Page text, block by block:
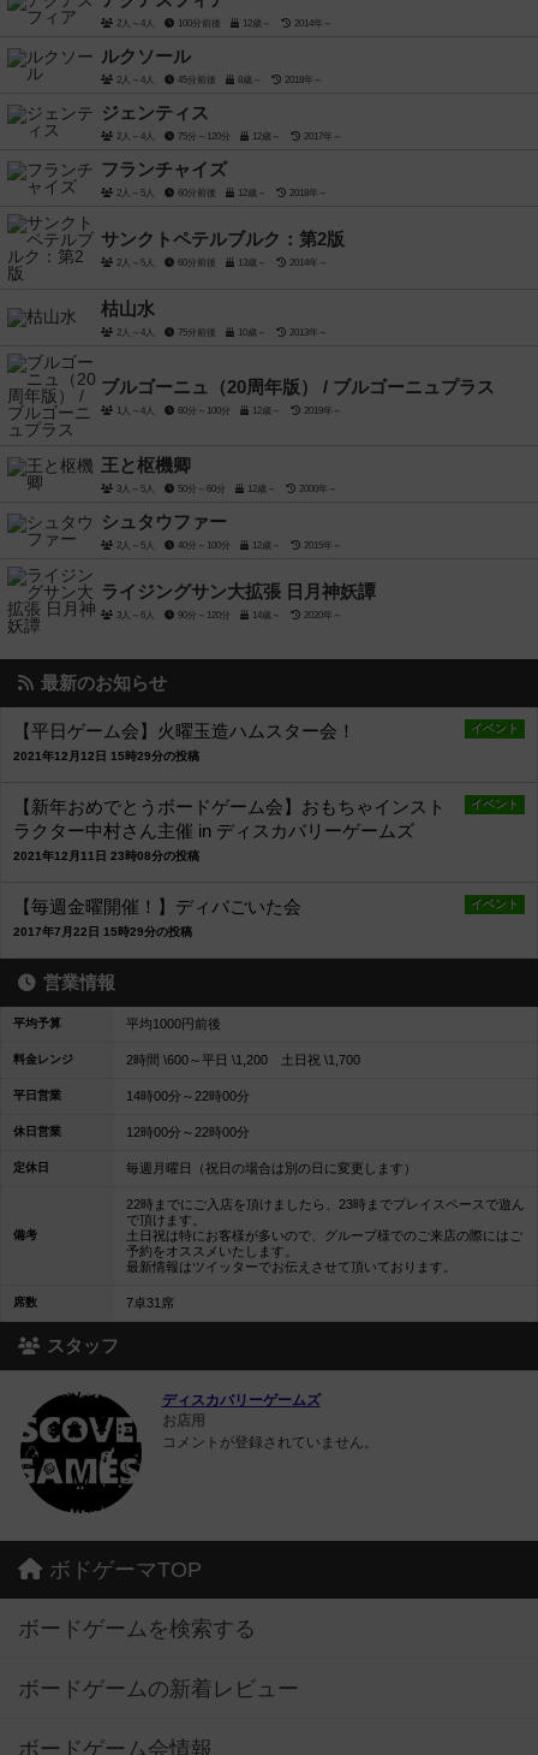
2人～4人 100分前後 12歳～ 2014年～
ルクソール
2人～4人 45分前後 8歳～ 2018年～
ジェンティス
2人～4人 75分～120分 12歳～ 2017年～
フランチャイズ
2人～5人 60分前後 12歳～ 2018年～
サンクトペテルブルク：第2版
2人～5人 60分前後 13歳～ 2014年～
枯山水
2人～4人 75分前後 10歳～ 2013年～
ブルゴーニュ（20周年版） / ブルゴーニュプラス
1人～4人 60分～100分 12歳～ 2019年～
王と枢機卿
3人～5人 50分～60分 12歳～ 2000年～
シュタウファー
2人～5人 40分～100分 12歳～ 2015年～
ライジングサン大拡張 日月神妖譚
3人～6人 90分～120分 14歳～ 2020年～
最新のお知らせ
イベント
【平日ゲーム会】火曜玉造ハムスター会！
2021年12月12日 15時29分の投稿
イベント
【新年おめでとうボードゲーム会】おもちゃインスト
ラクター中村さん主催 in ディスカバリーゲームズ
2021年12月11日 23時08分の投稿
イベント
【毎週金曜開催！】ディバごいた会
2017年7月22日 15時29分の投稿
営業情報
平均予算 平均1000円前後
料金レンジ 2時間 \600～平日 \1,200 土日祝 \1,700
平日営業 14時00分～22時00分
休日営業 12時00分～22時00分
定休日 毎週月曜日（祝日の場合は別の日に変更します）
備考
22時までにご入店を頂けましたら、23時までプレイスペースで遊ん
で頂けます。
土日祝は特にお客様が多いので、グループ様でのご来店の際にはご
予約をオススメいたします。
最新情報はツイッターでお伝えさせて頂いております。
席数 7卓31席
スタッフ
ディスカバリーゲームズ
お店用
コメントが登録されていません。
ボドゲーマTOP
ボードゲームを検索する
ボードゲームの新着レビュー
ボードゲーム会情報